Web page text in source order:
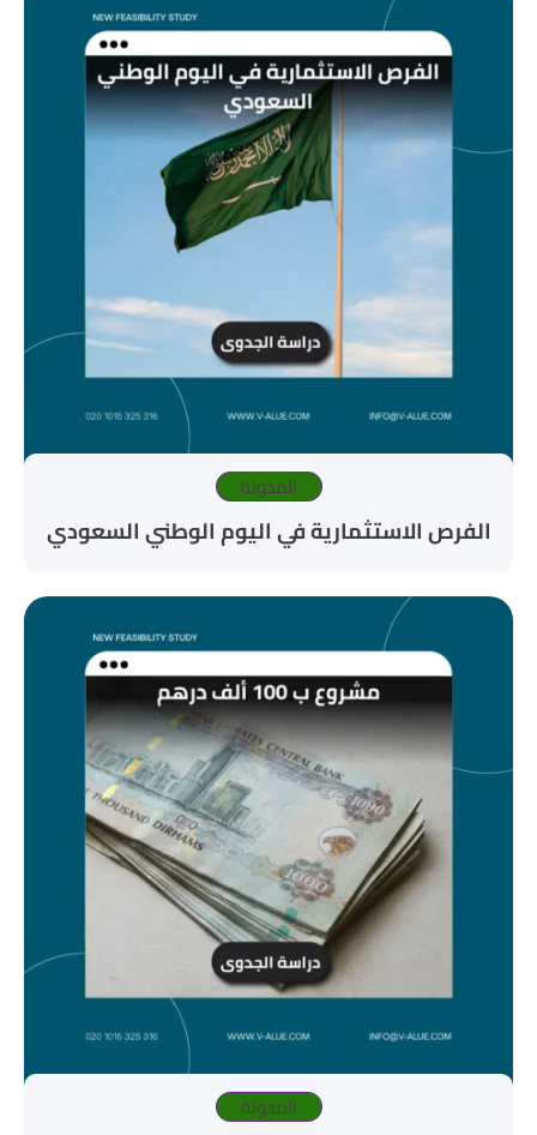
المدونة
الفرص الاستثمارية في اليوم الوطني السعودي
المدونة